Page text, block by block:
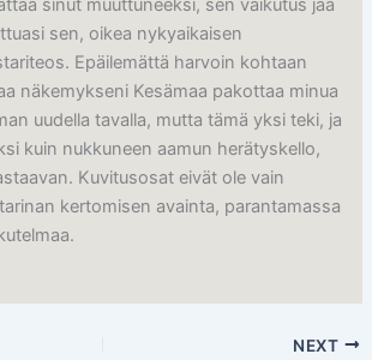
sinut muuttuneeksi, sen vaikutus jää
sen, oikea nykyaikaisen
Epäilemättä harvoin kohtaan
näkemykseni Kesämaa pakottaa minua
uudella tavalla, mutta tämä yksi teki, ja
kuin nukkuneen aamun herätyskello,
Kuvitusosat eivät ole vain
kertomisen avainta, parantamassa
NEXT